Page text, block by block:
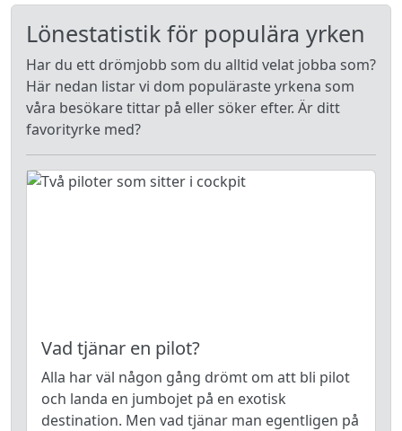
Lönestatistik för populära yrken
Har du ett drömjobb som du alltid velat jobba som?
Här nedan listar vi dom populäraste yrkena som
våra besökare tittar på eller söker efter. Är ditt
favorityrke med?
Vad tjänar en pilot?
Alla har väl någon gång drömt om att bli pilot
och landa en jumbojet på en exotisk
destination. Men vad tjänar man egentligen på